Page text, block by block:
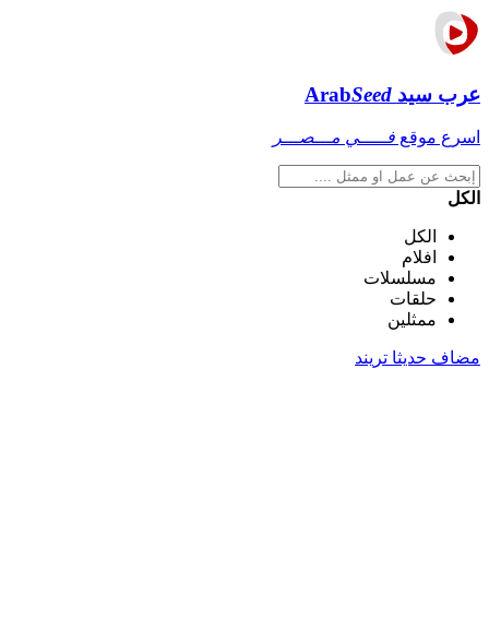
عرب سيد ArabSeed
اسرع موقع فـــــي مـــصـــر
الكل
الكل
افلام
مسلسلات
حلقات
ممثلين
مضاف حديثا تريند